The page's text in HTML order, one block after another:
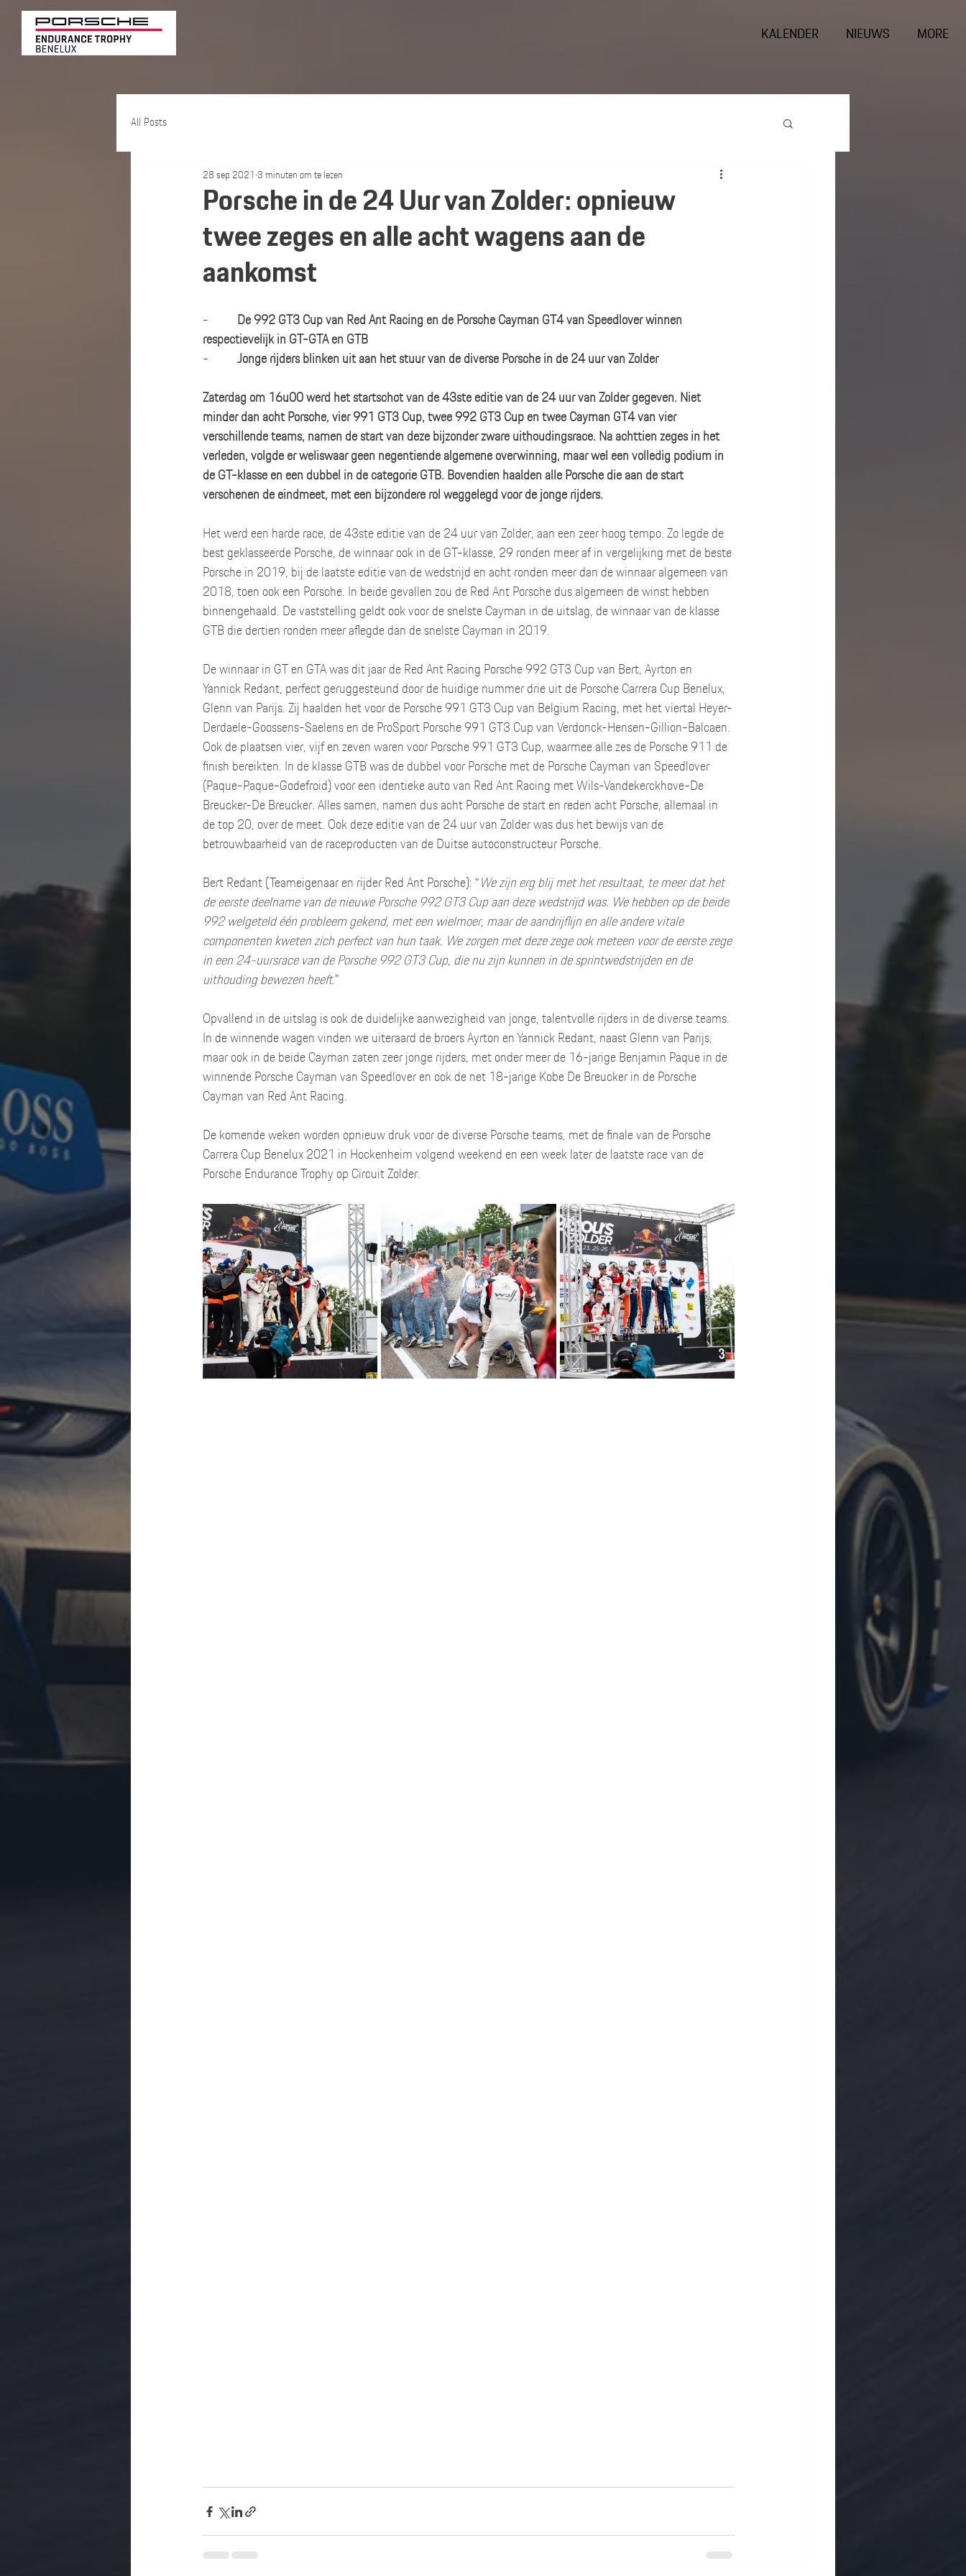
KALENDER NIEUWS MORE
All Posts
Porsche in de 24 Uur van Zolder: opnieuw
twee zeges en alle acht wagens aan de
aankomst
28 sep 2021 3 minuten om te lezen
- De 992 GT3 Cup van Red Ant Racing en de Porsche Cayman GT4 van Speedlover winnen
respectievelijk in GT-GTA en GTB
- Jonge rijders blinken uit aan het stuur van de diverse Porsche in de 24 uur van Zolder
Zaterdag om 16u00 werd het startschot van de 43ste editie van de 24 uur van Zolder gegeven. Niet
minder dan acht Porsche, vier 991 GT3 Cup, twee 992 GT3 Cup en twee Cayman GT4 van vier
verschillende teams, namen de start van deze bijzonder zware uithoudingsrace. Na achttien zeges in het
verleden, volgde er weliswaar geen negentiende algemene overwinning, maar wel een volledig podium in
de GT-klasse en een dubbel in de categorie GTB. Bovendien haalden alle Porsche die aan de start
verschenen de eindmeet, met een bijzondere rol weggelegd voor de jonge rijders.
Het werd een harde race, de 43ste editie van de 24 uur van Zolder, aan een zeer hoog tempo. Zo legde de
best geklasseerde Porsche, de winnaar ook in de GT-klasse, 29 ronden meer af in vergelijking met de beste
Porsche in 2019, bij de laatste editie van de wedstrijd en acht ronden meer dan de winnaar algemeen van
2018, toen ook een Porsche. In beide gevallen zou de Red Ant Porsche dus algemeen de winst hebben
binnengehaald. De vaststelling geldt ook voor de snelste Cayman in de uitslag, de winnaar van de klasse
GTB die dertien ronden meer aflegde dan de snelste Cayman in 2019.
De winnaar in GT en GTA was dit jaar de Red Ant Racing Porsche 992 GT3 Cup van Bert, Ayrton en
Yannick Redant, perfect geruggesteund door de huidige nummer drie uit de Porsche Carrera Cup Benelux,
Glenn van Parijs. Zij haalden het voor de Porsche 991 GT3 Cup van Belgium Racing, met het viertal Heyer-
Derdaele-Goossens-Saelens en de ProSport Porsche 991 GT3 Cup van Verdonck-Hensen-Gillion-Balcaen.
Ook de plaatsen vier, vijf en zeven waren voor Porsche 991 GT3 Cup, waarmee alle zes de Porsche 911 de
finish bereikten. In de klasse GTB was de dubbel voor Porsche met de Porsche Cayman van Speedlover
(Paque-Paque-Godefroid) voor een identieke auto van Red Ant Racing met Wils-Vandekerckhove-De
Breucker-De Breucker. Alles samen, namen dus acht Porsche de start en reden acht Porsche, allemaal in
de top 20, over de meet. Ook deze editie van de 24 uur van Zolder was dus het bewijs van de
betrouwbaarheid van de raceproducten van de Duitse autoconstructeur Porsche.
Bert Redant (Teameigenaar en rijder Red Ant Porsche): “We zijn erg blij met het resultaat, te meer dat het
de eerste deelname van de nieuwe Porsche 992 GT3 Cup aan deze wedstrijd was. We hebben op de beide
992 welgeteld één probleem gekend, met een wielmoer, maar de aandrijflijn en alle andere vitale
componenten kweten zich perfect van hun taak. We zorgen met deze zege ook meteen voor de eerste zege
in een 24-uursrace van de Porsche 992 GT3 Cup, die nu zijn kunnen in de sprintwedstrijden en de
uithouding bewezen heeft.”
Opvallend in de uitslag is ook de duidelijke aanwezigheid van jonge, talentvolle rijders in de diverse teams.
In de winnende wagen vinden we uiteraard de broers Ayrton en Yannick Redant, naast Glenn van Parijs,
maar ook in de beide Cayman zaten zeer jonge rijders, met onder meer de 16-jarige Benjamin Paque in de
winnende Porsche Cayman van Speedlover en ook de net 18-jarige Kobe De Breucker in de Porsche
Cayman van Red Ant Racing.
De komende weken worden opnieuw druk voor de diverse Porsche teams, met de finale van de Porsche
Carrera Cup Benelux 2021 in Hockenheim volgend weekend en een week later de laatste race van de
Porsche Endurance Trophy op Circuit Zolder.